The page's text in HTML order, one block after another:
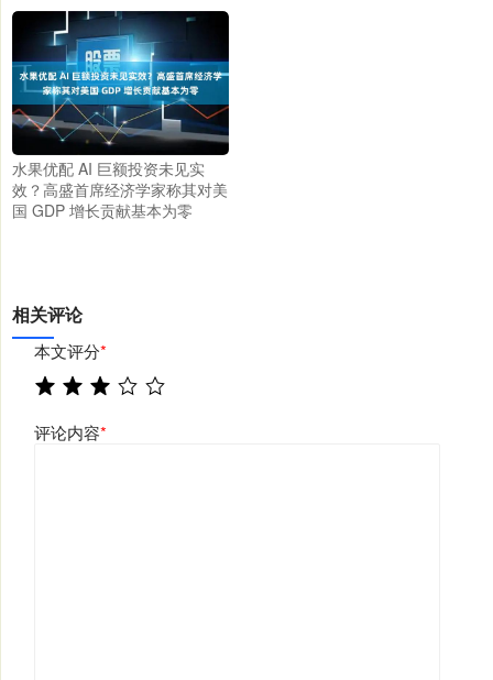
水果优配 AI 巨额投资未见实
效？高盛首席经济学家称其对美
国 GDP 增长贡献基本为零
相关评论
本文评分*
评论内容*